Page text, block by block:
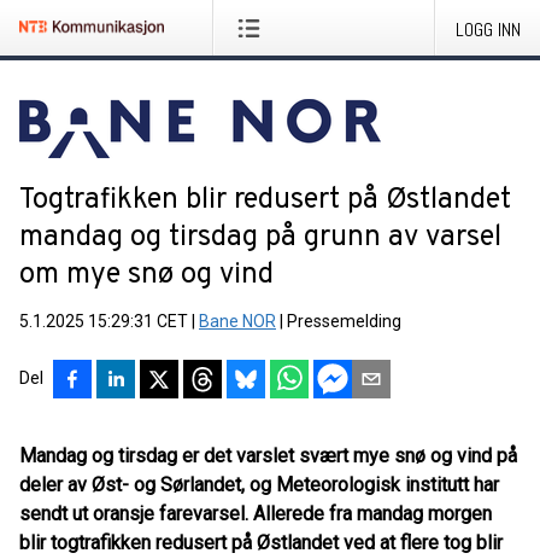
LOGG INN
Togtrafikken blir redusert på Østlandet
mandag og tirsdag på grunn av varsel
om mye snø og vind
5.1.2025 15:29:31 CET Bane NOR Pressemelding
Del
Mandag og tirsdag er det varslet svært mye snø og vind på
deler av Øst- og Sørlandet, og Meteorologisk institutt har
sendt ut oransje farevarsel. Allerede fra mandag morgen
blir togtrafikken redusert på Østlandet ved at flere tog blir